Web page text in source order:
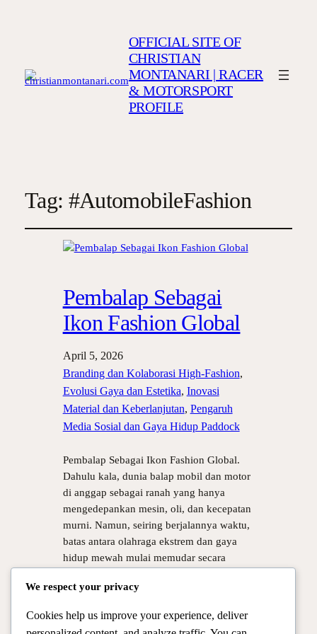
OFFICIAL SITE OF
CHRISTIAN
MONTANARI | RACER
& MOTORSPORT
PROFILE
Tag: #AutomobileFashion
Pembalap Sebagai
Ikon Fashion Global
April 5, 2026
Branding dan Kolaborasi High-Fashion
Evolusi Gaya dan Estetika, Inovasi
Material dan Keberlanjutan, Pengaruh
Media Sosial dan Gaya Hidup Paddock
Pembalap Sebagai Ikon Fashion Global.
Dahulu kala, dunia balap mobil dan motor
di anggap sebagai ranah yang hanya
mengedepankan mesin, oli, dan kecepatan
murni. Namun, seiring berjalannya waktu,
batas antara olahraga ekstrem dan gaya
hidup mewah mulai memudar secara
di kenal karena kelihaian mereka melibas
We respect your privacy
Cookies help us improve your experience, deliver